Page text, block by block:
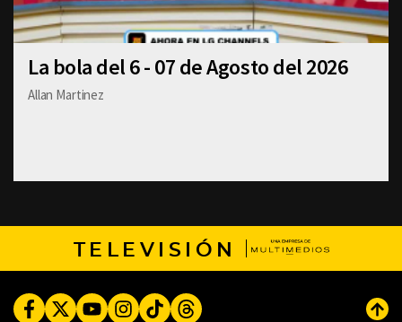
La bola del 6 - 07 de Agosto del 2026
Allan Martinez
TELEVISIÓN
FacebookTwitterYoutubeInstagram
TikTokThreads